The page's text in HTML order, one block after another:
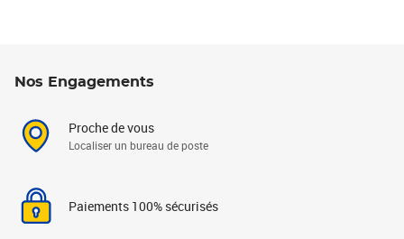
Nos Engagements
Proche de vous
Localiser un bureau de poste
Paiements 100% sécurisés